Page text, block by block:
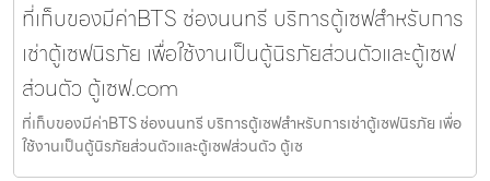
ที่เก็บของมีค่าBTS ช่องนนทรี บริการตู้เซฟสำหรับการ
เช่าตู้เซฟนิรภัย เพื่อใช้งานเป็นตู้นิรภัยส่วนตัวและตู้เซฟ
ส่วนตัว ตู้เซฟ.com
ที่เก็บของมีค่าBTS ช่องนนทรี บริการตู้เซฟสำหรับการเช่าตู้เซฟนิรภัย เพื่อ
ใช้งานเป็นตู้นิรภัยส่วนตัวและตู้เซฟส่วนตัว ตู้เซ